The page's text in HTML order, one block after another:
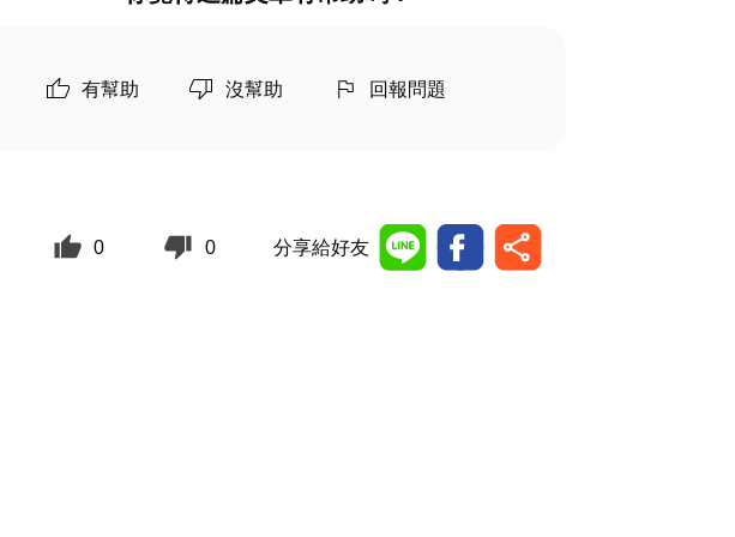
有幫助 沒幫助 回報問題
0 0 分享給好友